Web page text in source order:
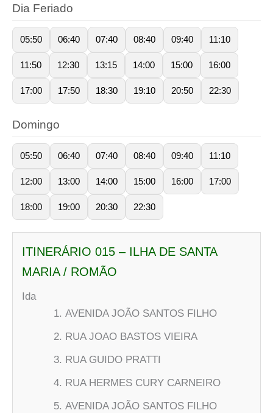
Dia Feriado
05:50 06:40 07:40 08:40 09:40 11:10
11:50 12:30 13:15 14:00 15:00 16:00
17:00 17:50 18:30 19:10 20:50 22:30
Domingo
05:50 06:40 07:40 08:40 09:40 11:10
12:00 13:00 14:00 15:00 16:00 17:00
18:00 19:00 20:30 22:30
ITINERÁRIO 015 – ILHA DE SANTA
MARIA / ROMÃO
Ida
AVENIDA JOÃO SANTOS FILHO
RUA JOAO BASTOS VIEIRA
RUA GUIDO PRATTI
RUA HERMES CURY CARNEIRO
AVENIDA JOÃO SANTOS FILHO